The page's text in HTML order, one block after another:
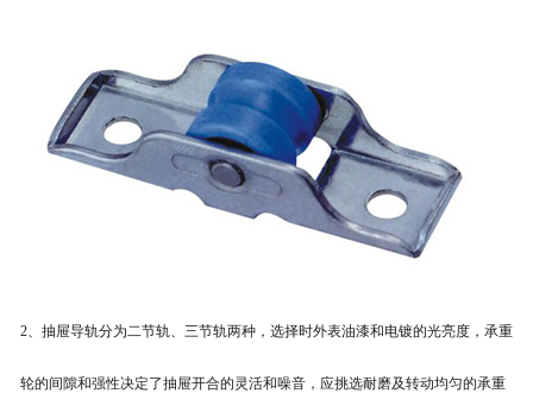
2、抽屉导轨分为二节轨、三节轨两种，选择时外表油漆和电镀的光亮度，承重
轮的间隙和强性决定了抽屉开合的灵活和噪音，应挑选耐磨及转动均匀的承重